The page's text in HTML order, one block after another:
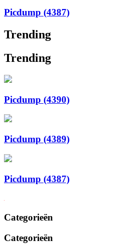
Picdump (4387)
Trending
Trending
Picdump (4390)
Picdump (4389)
Picdump (4387)
Categorieën
Categorieën